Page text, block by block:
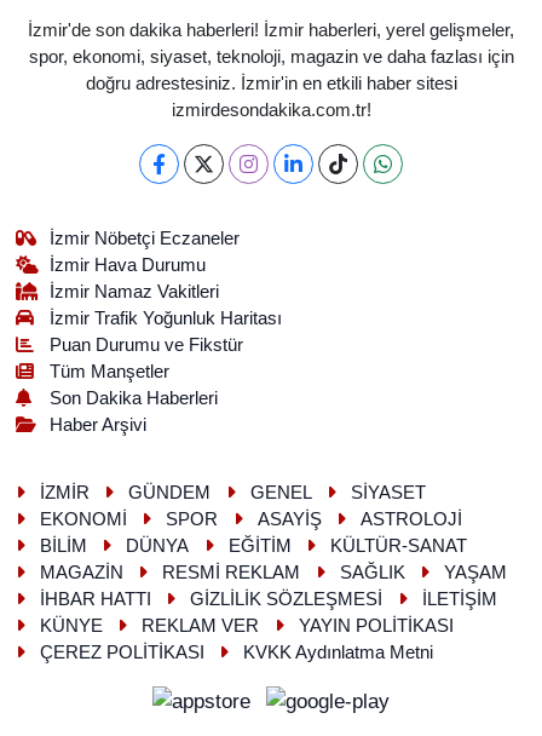
İzmir'de son dakika haberleri! İzmir haberleri, yerel gelişmeler,
spor, ekonomi, siyaset, teknoloji, magazin ve daha fazlası için
doğru adrestesiniz. İzmir'in en etkili haber sitesi
izmirdesondakika.com.tr!
İzmir Nöbetçi Eczaneler
İzmir Hava Durumu
İzmir Namaz Vakitleri
İzmir Trafik Yoğunluk Haritası
Puan Durumu ve Fikstür
Tüm Manşetler
Son Dakika Haberleri
Haber Arşivi
İZMİR GÜNDEM GENEL
SİYASET
EKONOMİ
SPOR ASAYİŞ
ASTROLOJİ
BİLİM
DÜNYA EĞİTİM
KÜLTÜR-SANAT
MAGAZİN
RESMİ REKLAM SAĞLIK
YAŞAM
İHBAR HATTI
GİZLİLİK SÖZLEŞMESİ
İLETİŞİM
KÜNYE
REKLAM VER
YAYIN POLİTİKASI
ÇEREZ POLİTİKASI
KVKK Aydınlatma Metni